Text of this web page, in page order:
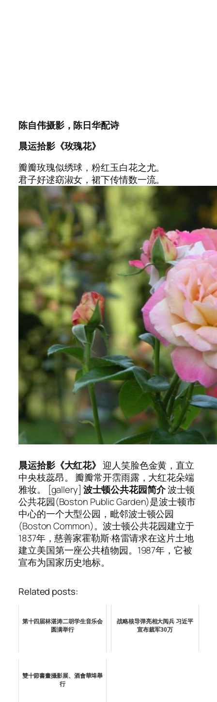
陈自伟摄影，陈日华配诗
晨运拾影《玫瑰花》
瓣瓣玫瑰似绣球，粉红玉白花之尤。
君子好逑窈淑女，裙下传情数一流。
晨运拾影《大红花》 迎人笑脸色金黄，直立
中央枝蕊昂。 瓣瓣常开霑雨露，大红花朵端
雅妆。 [gallery] 波士顿公共花园简介波士顿
公共花园(Boston Public Garden)是波士顿市
中心的一个大型公园，毗邻波士顿公园
(Boston Common)。波士顿公共花园建立于
1837年，慈善家霍勒斯·格雷请求在这片土地
建立美国第一座公共植物园。1987年，它被
宣布为国家历史地标。
Related posts:
第十四届林湛涛二胡学生音乐会
圆满举行
战略核导弹亮相大阅兵 习近平
宣布裁军30万
雙十節書畫攝影展、酒會華埠舉
行